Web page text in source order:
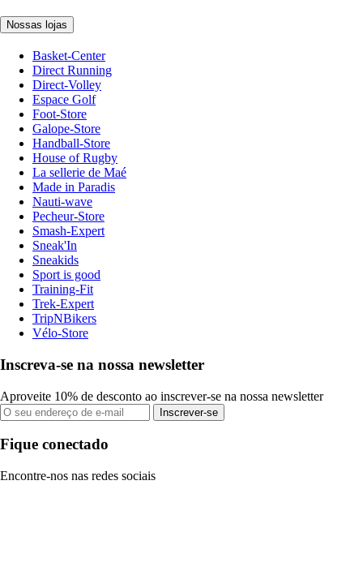
Nossas lojas
Basket-Center
Direct Running
Direct-Volley
Espace Golf
Foot-Store
Galope-Store
Handball-Store
House of Rugby
La sellerie de Maé
Made in Paradis
Nauti-wave
Pecheur-Store
Smash-Expert
Sneak'In
Sneakids
Sport is good
Training-Fit
Trek-Expert
TripNBikers
Vélo-Store
Inscreva-se na nossa newsletter
Aproveite 10% de desconto ao inscrever-se na nossa newsletter
Inscrever-se
Fique conectado
Encontre-nos nas redes sociais